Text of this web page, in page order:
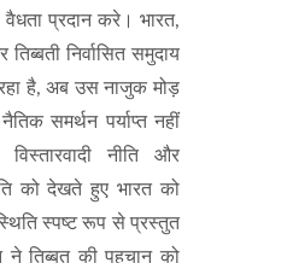
प्रदान करे। भारत,
निर्वासित समुदाय
है, अब उस नाजुक मोड़
समर्थन पर्याप्त नहीं
नीति और
को देखते हुए भारत को
स्पष्ट रूप से प्रस्तुत
ने तिब्बत की पहचान को